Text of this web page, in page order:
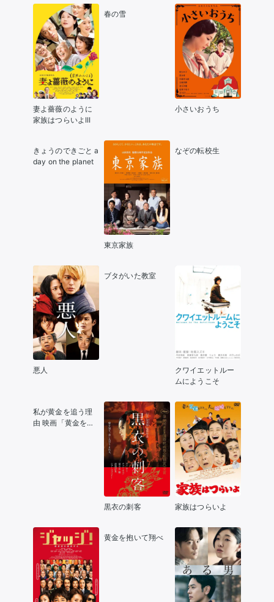
妻よ薔薇のように
家族はつらいよIII
春の雪
小さいおうち
きょうのできごと a
day on the planet
東京家族
なぞの転校生
悪人
ブタがいた教室
クワイエットルー
ムにようこそ
私が黄金を追う理
由 映画「黄金を抱
黒衣の刺客 家族はつらいよ
黄金を抱いて翔べ